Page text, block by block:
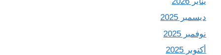
ديسمبر 2025
نوفمبر 2025
أكتوبر 2025